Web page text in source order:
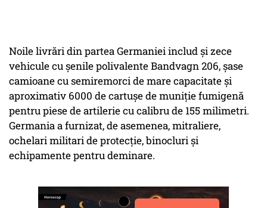
Noile livrări din partea Germaniei includ şi zece
vehicule cu şenile polivalente Bandvagn 206, şase
camioane cu semiremorci de mare capacitate şi
aproximativ 6000 de cartuşe de muniţie fumigenă
pentru piese de artilerie cu calibru de 155 milimetri.
Germania a furnizat, de asemenea, mitraliere,
ochelari militari de protecţie, binocluri şi
echipamente pentru deminare.